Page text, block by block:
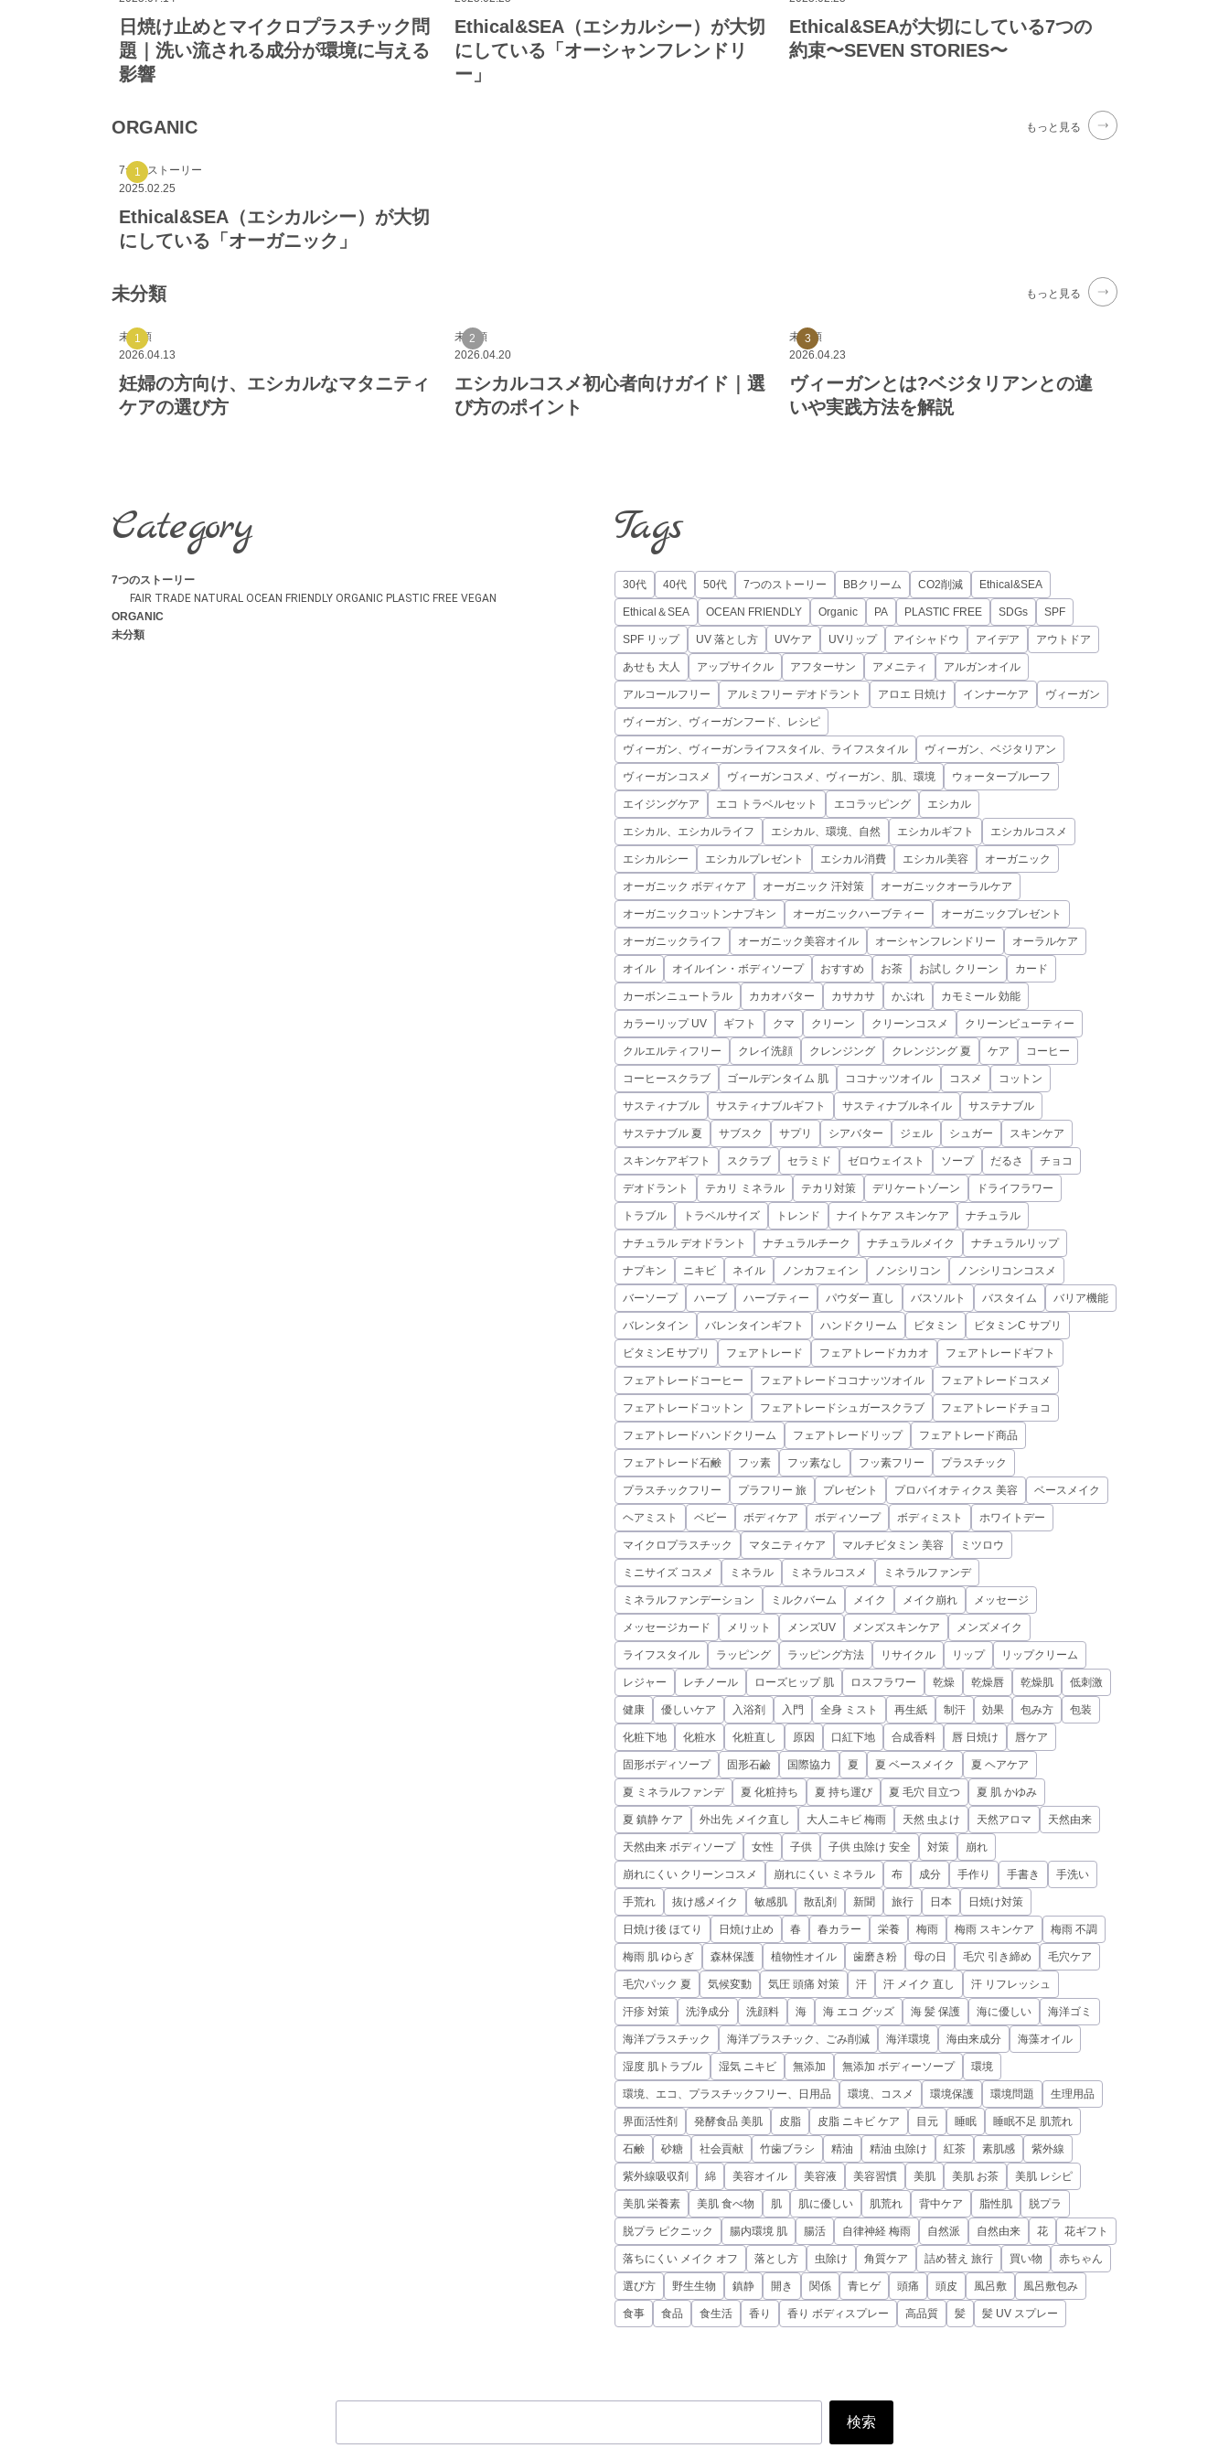
日焼け止めとマイクロプラスチック問
題｜洗い流される成分が環境に与える
影響
Ethical&SEA（エシカルシー）が大切
にしている「オーシャンフレンドリ
ー」
Ethical&SEAが大切にしている7つの
約束〜SEVEN STORIES〜
ORGANIC もっと見る
7つのストーリー
2025.02.25
Ethical&SEA（エシカルシー）が大切
にしている「オーガニック」
未分類 もっと見る
未分類
2026.04.13
妊婦の方向け、エシカルなマタニティ
ケアの選び方
未分類
2026.04.20
エシカルコスメ初心者向けガイド｜選
び方のポイント
未分類
2026.04.23
ヴィーガンとは?ベジタリアンとの違
いや実践方法を解説
Category
7つのストーリー
FAIR TRADE NATURAL OCEAN FRIENDLY ORGANIC PLASTIC FREE VEGAN
ORGANIC
未分類
Tags
30代 40代 50代 7つのストーリー BBクリーム CO2削減 Ethical&SEA
Ethical＆SEA OCEAN FRIENDLY Organic PA PLASTIC FREE SDGs SPF
SPF リップ UV 落とし方 UVケア UVリップ アイシャドウ アイデア アウトドア
あせも 大人 アップサイクル アフターサン アメニティ アルガンオイル
アルコールフリー アルミフリー デオドラント アロエ 日焼け インナーケア ヴィーガン
ヴィーガン、ヴィーガンフード、レシピ
ヴィーガン、ヴィーガンライフスタイル、ライフスタイル ヴィーガン、ベジタリアン
ヴィーガンコスメ ヴィーガンコスメ、ヴィーガン、肌、環境 ウォータープルーフ
エイジングケア エコ トラベルセット エコラッピング エシカル
エシカル、エシカルライフ エシカル、環境、自然 エシカルギフト エシカルコスメ
エシカルシー エシカルプレゼント エシカル消費 エシカル美容 オーガニック
オーガニック ボディケア オーガニック 汗対策 オーガニックオーラルケア
オーガニックコットンナプキン オーガニックハーブティー オーガニックプレゼント
オーガニックライフ オーガニック美容オイル オーシャンフレンドリー オーラルケア
オイル オイルイン・ボディソープ おすすめ お茶 お試し クリーン カード
カーボンニュートラル カカオバター カサカサ かぶれ カモミール 効能
カラーリップ UV ギフト クマ クリーン クリーンコスメ クリーンビューティー
クルエルティフリー クレイ洗顔 クレンジング クレンジング 夏 ケア コーヒー
コーヒースクラブ ゴールデンタイム 肌 ココナッツオイル コスメ コットン
サスティナブル サスティナブルギフト サスティナブルネイル サステナブル
サステナブル 夏 サブスク サプリ シアバター ジェル シュガー スキンケア
スキンケアギフト スクラブ セラミド ゼロウェイスト ソープ だるさ チョコ
デオドラント テカリ ミネラル テカリ対策 デリケートゾーン ドライフラワー
トラブル トラベルサイズ トレンド ナイトケア スキンケア ナチュラル
ナチュラル デオドラント ナチュラルチーク ナチュラルメイク ナチュラルリップ
ナプキン ニキビ ネイル ノンカフェイン ノンシリコン ノンシリコンコスメ
バーソープ ハーブ ハーブティー パウダー 直し バスソルト バスタイム バリア機能
バレンタイン バレンタインギフト ハンドクリーム ビタミン ビタミンC サプリ
ビタミンE サプリ フェアトレード フェアトレードカカオ フェアトレードギフト
フェアトレードコーヒー フェアトレードココナッツオイル フェアトレードコスメ
フェアトレードコットン フェアトレードシュガースクラブ フェアトレードチョコ
フェアトレードハンドクリーム フェアトレードリップ フェアトレード商品
フェアトレード石鹸 フッ素 フッ素なし フッ素フリー プラスチック
プラスチックフリー プラフリー 旅 プレゼント プロバイオティクス 美容 ベースメイク
ヘアミスト ベビー ボディケア ボディソープ ボディミスト ホワイトデー
マイクロプラスチック マタニティケア マルチビタミン 美容 ミツロウ
ミニサイズ コスメ ミネラル ミネラルコスメ ミネラルファンデ
ミネラルファンデーション ミルクバーム メイク メイク崩れ メッセージ
メッセージカード メリット メンズUV メンズスキンケア メンズメイク
ライフスタイル ラッピング ラッピング方法 リサイクル リップ リップクリーム
レジャー レチノール ローズヒップ 肌 ロスフラワー 乾燥 乾燥唇 乾燥肌 低刺激
健康 優しいケア 入浴剤 入門 全身 ミスト 再生紙 制汗 効果 包み方 包装
化粧下地 化粧水 化粧直し 原因 口紅下地 合成香料 唇 日焼け 唇ケア
固形ボディソープ 固形石鹼 国際協力 夏 夏 ベースメイク 夏 ヘアケア
夏 ミネラルファンデ 夏 化粧持ち 夏 持ち運び 夏 毛穴 目立つ 夏 肌 かゆみ
夏 鎮静 ケア 外出先 メイク直し 大人ニキビ 梅雨 天然 虫よけ 天然アロマ 天然由来
天然由来 ボディソープ 女性 子供 子供 虫除け 安全 対策 崩れ
崩れにくい クリーンコスメ 崩れにくい ミネラル 布 成分 手作り 手書き 手洗い
手荒れ 抜け感メイク 敏感肌 散乱剤 新聞 旅行 日本 日焼け対策
日焼け後 ほてり 日焼け止め 春 春カラー 栄養 梅雨 梅雨 スキンケア 梅雨 不調
梅雨 肌 ゆらぎ 森林保護 植物性オイル 歯磨き粉 母の日 毛穴 引き締め 毛穴ケア
毛穴パック 夏 気候変動 気圧 頭痛 対策 汗 汗 メイク 直し 汗 リフレッシュ
汗疹 対策 洗浄成分 洗顔料 海 海 エコ グッズ 海 髪 保護 海に優しい 海洋ゴミ
海洋プラスチック 海洋プラスチック、ごみ削減 海洋環境 海由来成分 海藻オイル
湿度 肌トラブル 湿気 ニキビ 無添加 無添加 ボディーソープ 環境
環境、エコ、プラスチックフリー、日用品 環境、コスメ 環境保護 環境問題 生理用品
界面活性剤 発酵食品 美肌 皮脂 皮脂 ニキビ ケア 目元 睡眠 睡眠不足 肌荒れ
石鹸 砂糖 社会貢献 竹歯ブラシ 精油 精油 虫除け 紅茶 素肌感 紫外線
紫外線吸収剤 綿 美容オイル 美容液 美容習慣 美肌 美肌 お茶 美肌 レシピ
美肌 栄養素 美肌 食べ物 肌 肌に優しい 肌荒れ 背中ケア 脂性肌 脱プラ
脱プラ ピクニック 腸内環境 肌 腸活 自律神経 梅雨 自然派 自然由来 花 花ギフト
落ちにくい メイク オフ 落とし方 虫除け 角質ケア 詰め替え 旅行 買い物 赤ちゃん
選び方 野生生物 鎮静 開き 関係 青ヒゲ 頭痛 頭皮 風呂敷 風呂敷包み
食事 食品 食生活 香り 香り ボディスプレー 高品質 髪 髪 UV スプレー